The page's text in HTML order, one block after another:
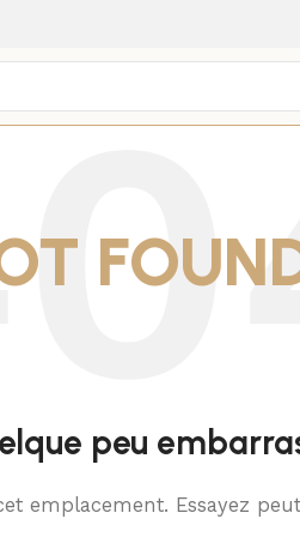
peu
emplacement. Essayez